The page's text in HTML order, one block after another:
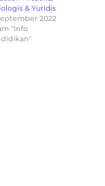
& Yuridis
2022
"Info